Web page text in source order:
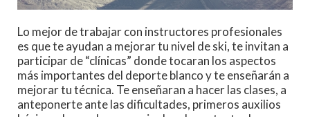
Lo mejor de trabajar con instructores profesionales
es que te ayudan a mejorar tu nivel de ski, te invitan a
participar de “clínicas” donde tocaran los aspectos
más importantes del deporte blanco y te enseñarán a
mejorar tu técnica. Te enseñaran a hacer las clases, a
anteponerte ante las dificultades, primeros auxilios